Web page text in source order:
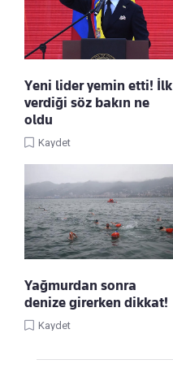
Yeni lider yemin etti! İlk
verdiği söz bakın ne
oldu
Kaydet
Yağmurdan sonra
denize girerken dikkat!
Kaydet